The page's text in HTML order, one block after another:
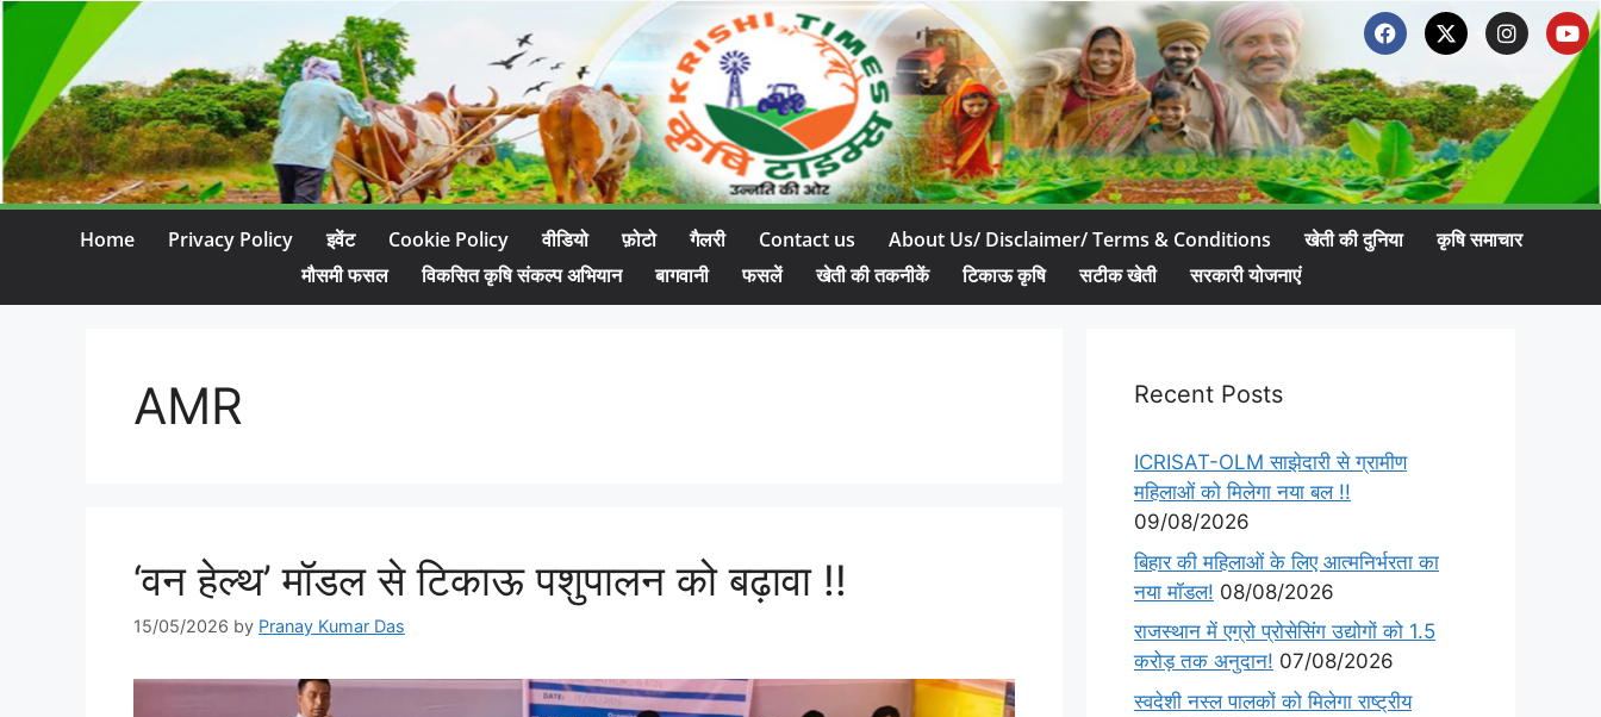
Home Privacy Policy इवेंट Cookie Policy वीडियो फ़ोटो गैलरी Contact us About Us/ Disclaimer/ Terms & Conditions खेती की दुनिया
कृषि समाचार
मौसमी फसल
विकसित कृषि संकल्प अभियान बागवानी फसलें खेती की तकनीकें टिकाऊ कृषि सटीक खेती सरकारी योजनाएं
AMR
‘वन हेल्थ’ मॉडल से टिकाऊ पशुपालन को बढ़ावा !!
15/05/2026 by Pranay Kumar Das
Recent Posts
ICRISAT-OLM साझेदारी से ग्रामीण
महिलाओं को मिलेगा नया बल !!
09/08/2026
बिहार की महिलाओं के लिए आत्मनिर्भरता का
नया मॉडल! 08/08/2026
राजस्थान में एग्रो प्रोसेसिंग उद्योगों को 1.5
करोड़ तक अनुदान! 07/08/2026
स्वदेशी नस्ल पालकों को मिलेगा राष्ट्रीय